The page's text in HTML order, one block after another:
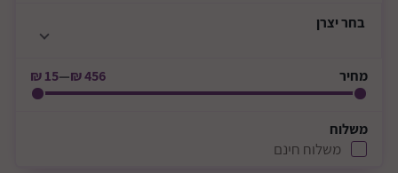
בחריצרן
מחיר 456 ₪
—
15 ₪
משלוח
משלוח חינם